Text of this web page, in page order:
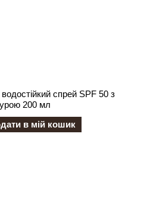
спрей SPF 50 з
200 мл
в мій кошик